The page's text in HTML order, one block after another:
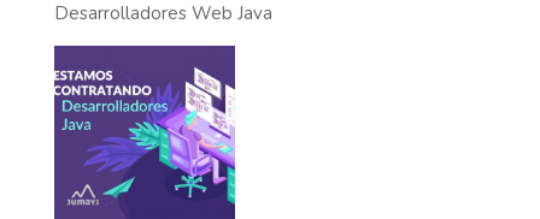
Desarrolladores Web Java